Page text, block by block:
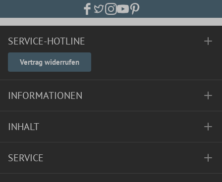
SERVICE-HOTLINE
Vertrag widerrufen
INFORMATIONEN
INHALT
SERVICE